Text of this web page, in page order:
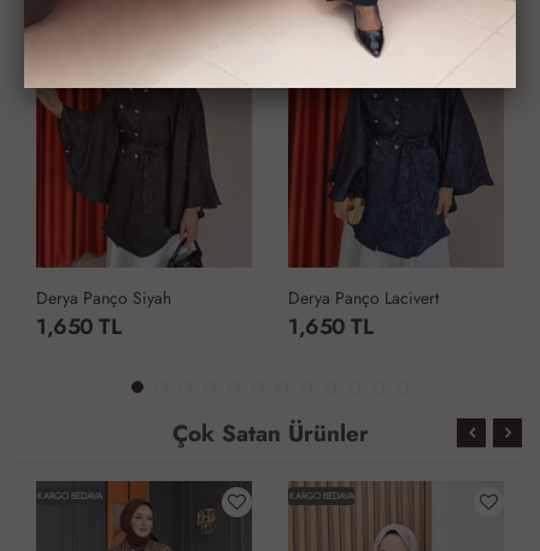
Derya Panço Siyah
1,650 TL
Derya Panço Lacivert
1,650 TL
Çok Satan Ürünler
KARGO BEDAVA KARGO BEDAVA